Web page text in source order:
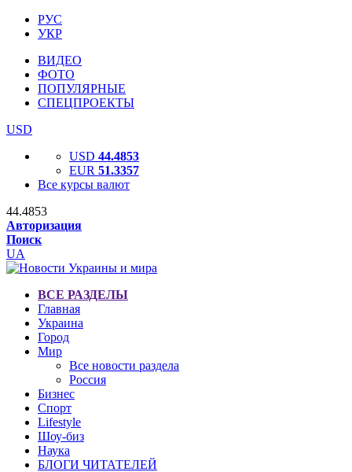
РУС
УКР
ВИДЕО
ФОТО
ПОПУЛЯРНЫЕ
СПЕЦПРОЕКТЫ
USD
USD 44.4853
EUR 51.3357
Все курсы валют
44.4853
Авторизация
Поиск
UA
ВСЕ РАЗДЕЛЫ
Главная
Украина
Город
Мир
Все новости раздела
Россия
Бизнес
Спорт
Lifestyle
Шоу-биз
Наука
БЛОГИ ЧИТАТЕЛЕЙ